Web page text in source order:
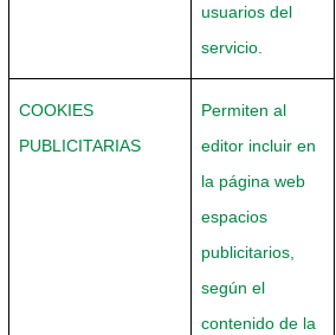
usuarios del
servicio.
COOKIES
PUBLICITARIAS
Permiten al
editor incluir en
la página web
espacios
publicitarios,
según el
contenido de la